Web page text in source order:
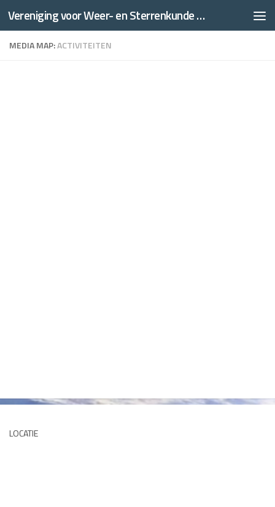
Doorgaan naar inhoud Vereniging voor Weer- en Sterrenkunde Thales
MEDIA MAP:ACTIVITEITEN
LOCATIE